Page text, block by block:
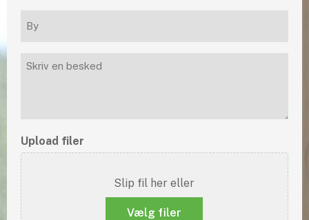
(Påkrævet)
Upload filer
Slip fil her eller
Vælg filer